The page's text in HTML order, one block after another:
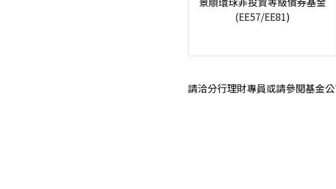
(EE57/EE81)
請洽分行理財專員或請參閱基金公